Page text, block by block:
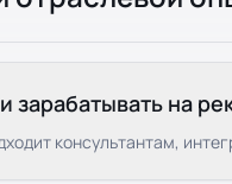
зарабатывать на
консультантам,